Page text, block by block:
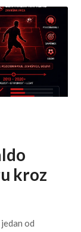
kroz
od